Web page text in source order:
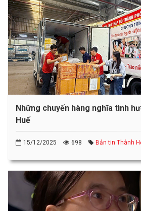
Những chuyến hàng nghĩa tình
Huế
15/12/2025 698 Bản tin Thành